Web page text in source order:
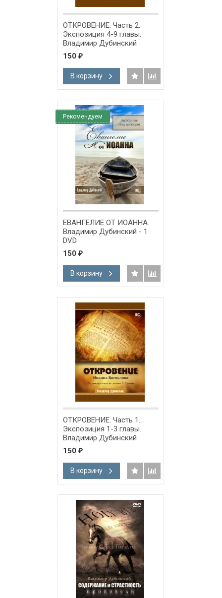
ОТКРОВЕНИЕ. Часть 2.
Экспозиция 4-9 главы.
Владимир Дубинский
150 ₽
В корзину
Рекомендуем
ЕВАНГЕЛИЕ ОТ ИОАННА.
Владимир Дубинский - 1
DVD
150 ₽
В корзину
ОТКРОВЕНИЕ. Часть 1.
Экспозиция 1-3 главы.
Владимир Дубинский
150 ₽
В корзину